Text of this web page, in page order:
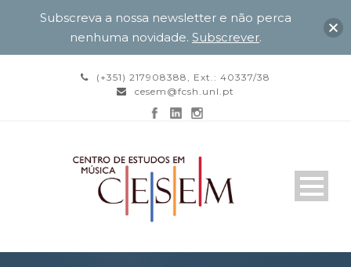
(+351) 217908388, Ext.: 40337/38
cesem@fcsh.unl.pt
Subscreva a nossa newsletter e não perca
nenhuma novidade. Subscrever.